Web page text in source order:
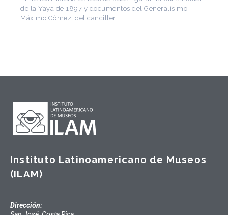
de la Yaya de 1897 y documentos del Generalísimo
Máximo Gómez, del canciller
Instituto Latinoamericano de Museos
(ILAM)
Dirección: